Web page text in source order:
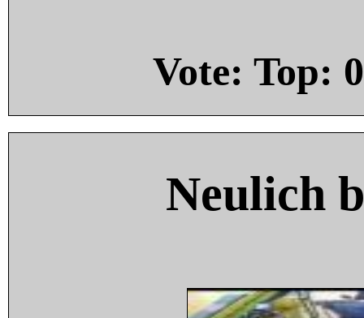
Vote: Top: 0
Neulich